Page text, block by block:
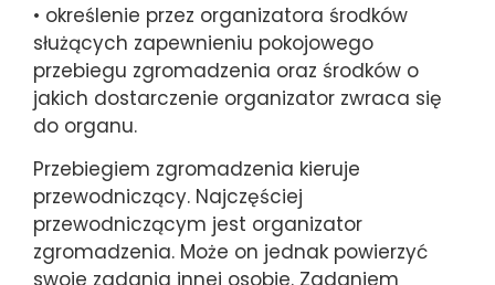
• określenie przez organizatora środków
służących zapewnieniu pokojowego
przebiegu zgromadzenia oraz środków o
jakich dostarczenie organizator zwraca się
do organu.
Przebiegiem zgromadzenia kieruje
przewodniczący. Najczęściej
przewodniczącym jest organizator
zgromadzenia. Może on jednak powierzyć
swoje zadania innej osobie. Zadaniem